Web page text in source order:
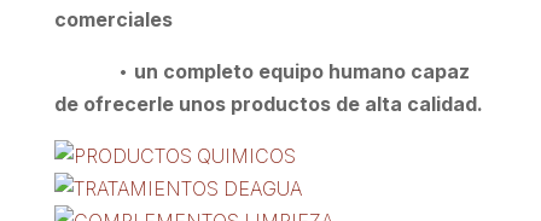
comerciales
• un completo equipo humano capaz
de ofrecerle unos productos de alta calidad.